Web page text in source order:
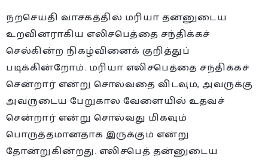
நற்செய்தி வாசகத்தில் மரியா தன்னுடைய
உறவினராகிய எலிசபெத்தை சந்திக்கச்
செல்கின்ற நிகழ்வினைக் குறித்துப்
படிக்கின்றோம். மரியா எலிசபெத்தை சந்திக்கச்
சென்றார் என்று சொல்வதை விடவும், அவருக்கு
அவருடைய பேறுகால வேளையில் உதவச்
சென்றார் என்று சொல்வது மிகவும்
பொருத்தமானதாக இருக்கும் என்று
தோன்றுகின்றது. எலிசபெத் தன்னுடைய